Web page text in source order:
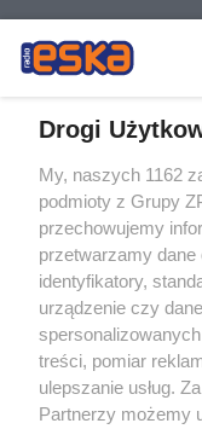
LOKALNIE:
Zapomnij
Drogi
My, naszych 1162
podmioty z Grupy
przechowujemy
przetwarzamy dane
identyfikatory,
urządzenie czy
treści, pomiar
ulepszanie usług.
Partnerzy możemy